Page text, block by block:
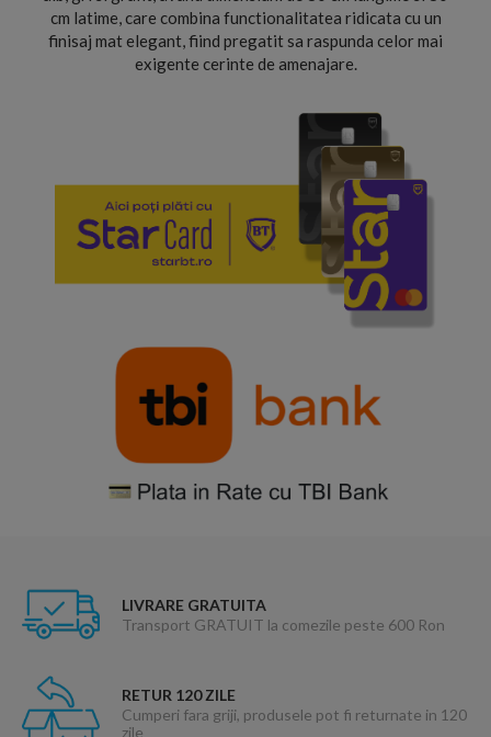
cm latime, care combina functionalitatea ridicata cu un
finisaj mat elegant, fiind pregatit sa raspunda celor mai
exigente cerinte de amenajare.
LIVRARE GRATUITA
Transport GRATUIT la comezile peste 600 Ron
RETUR 120 ZILE
Cumperi fara griji, produsele pot fi returnate in 120
zile